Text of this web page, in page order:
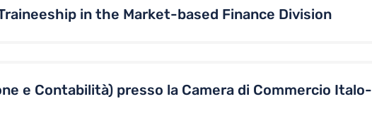
in the Market-based Finance Division
e Contabilità) presso la Camera di Commercio Italo-